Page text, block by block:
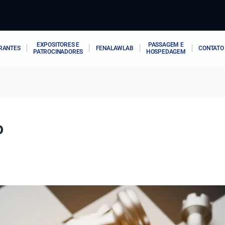
EXPOSITORES E
PATROCINADORES
FENALAWLAB
PASSAGEM E
HOSPEDAGEM
CONTATO